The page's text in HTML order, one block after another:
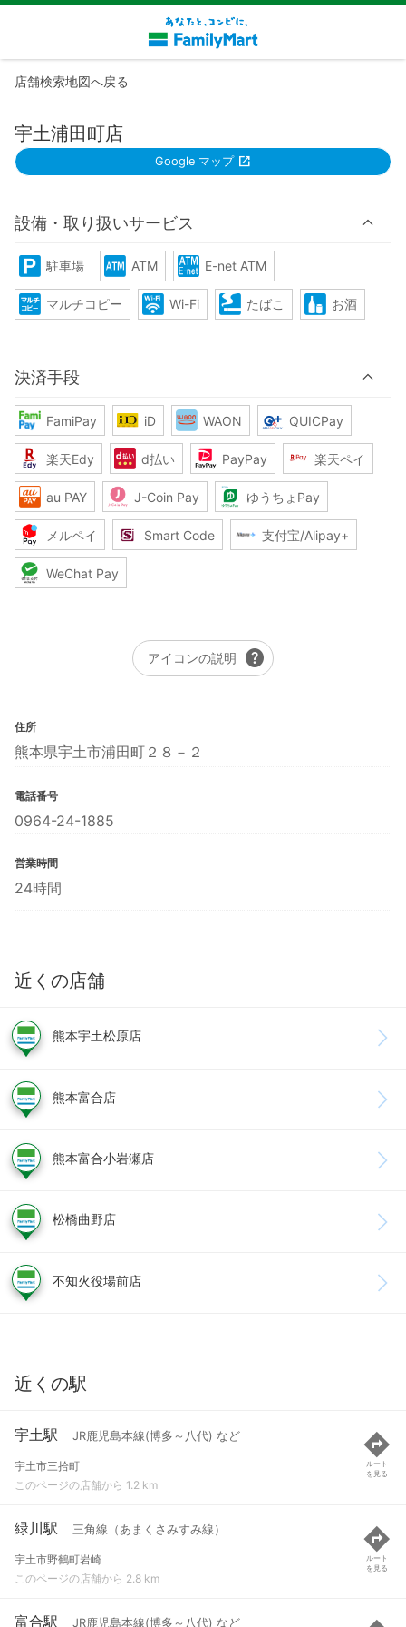
店舗検索地図へ戻る
宇土浦田町店
Google マップ
設備・取り扱いサービス
駐車場 ATM E-net ATM
マルチコピー Wi-Fi たばこ お酒
決済手段
FamiPay iD WAON QUICPay
楽天Edy d払い PayPay 楽天ペイ
au PAY J-Coin Pay ゆうちょPay
メルペイ Smart Code 支付宝/Alipay+
WeChat Pay
アイコンの説明 help
住所
熊本県宇土市浦田町２８－２
電話番号
0964-24-1885
営業時間
24時間
近くの店舗
熊本宇土松原店
熊本富合店
熊本富合小岩瀬店
松橋曲野店
不知火役場前店
近くの駅
宇土駅 JR鹿児島本線(博多～八代) など
宇土市三拾町
このページの店舗から 1.2 km
ルート
を見る
緑川駅 三角線（あまくさみすみ線）
宇土市野鶴町岩崎
このページの店舗から 2.8 km
ルート
を見る
富合駅 JR鹿児島本線(博多～八代) など